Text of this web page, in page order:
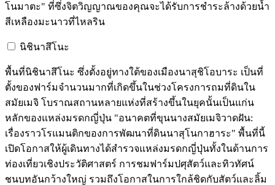
โนมาตะ" ที่ซึ่งจิตวิญญาณของคุณจะได้รับการชำระล้างด้วยน้ำ
สีเหลืองมะนาวที่ไหลริน
นิชินาสึโนะ
พื้นที่นิชินาสึโนะ ซึ่งตั้งอยู่ทางใต้ของเมืองนาสุชิโอบาระ เป็นที่
ตั้งของฟาร์มจำนวนมากที่เกิดขึ้นในช่วงโครงการถมที่ดินใน
สมัยเมจิ โบราณสถานหลายแห่งที่สร้างขึ้นในยุคนั้นเป็นแก่น
หลักของแหล่งมรดกญี่ปุ่น "อนาคตที่ขุนนางสมัยเมจิวาดฝัน:
เรื่องราวโรแมนติกของการพัฒนาที่ดินนาสุโนกาฮาระ" พื้นที่นี้
เปิดโอกาสให้ผู้เดินทางได้สำรวจแหล่งมรดกญี่ปุ่นทั้งในด้านการ
ท่องเที่ยวเชิงประวัติศาสตร์ การชมฟาร์มปศุสัตว์และทิวทัศน์
ชนบทอันกว้างใหญ่ รวมถึงโอกาสในการใกล้ชิดกับสัตว์และลิ้ม